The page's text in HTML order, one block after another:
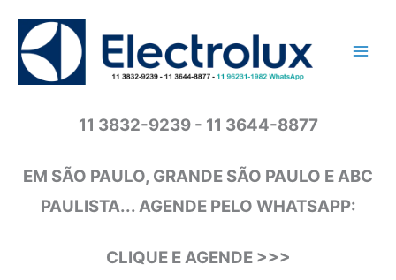
conteúdo
11 3832-9239 - 11 3644-8877
EM SÃO PAULO, GRANDE SÃO PAULO E ABC
PAULISTA... AGENDE PELO WHATSAPP:
CLIQUE E AGENDE >>>